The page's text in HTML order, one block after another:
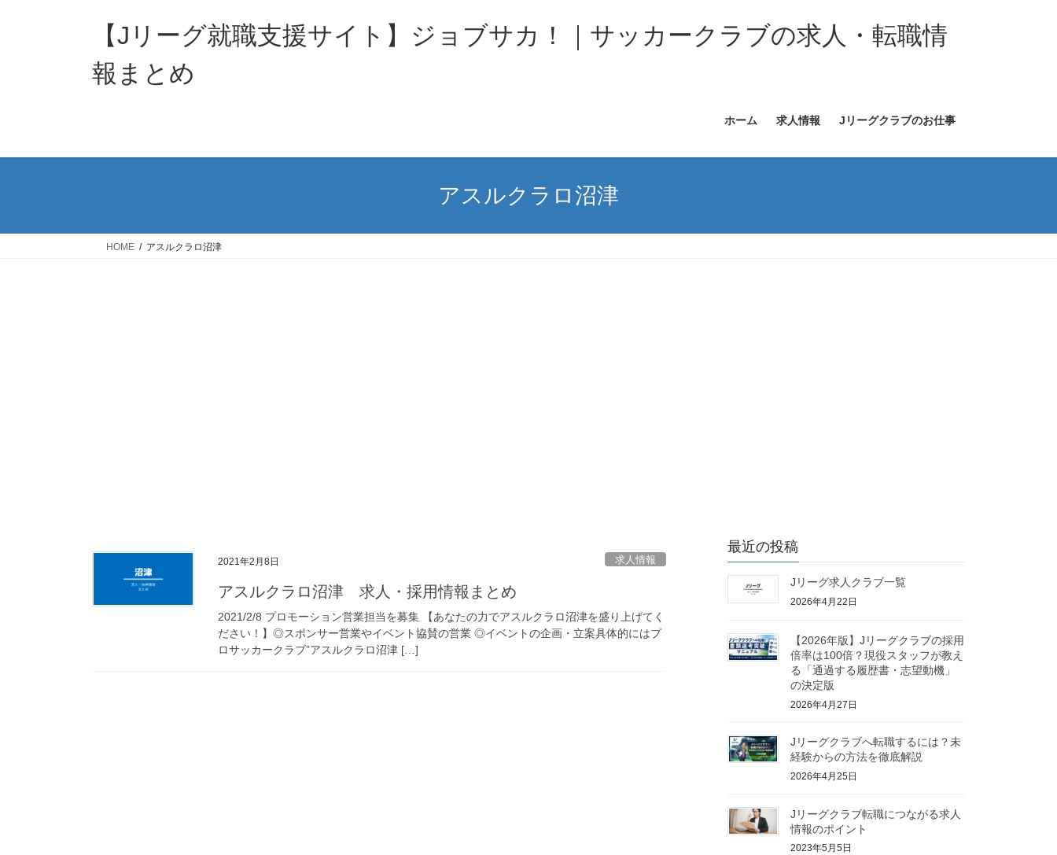
ッ
移
【Jリーグ就職支援サイト】ジョブサカ！｜サッカークラブの求人・転職情
報まとめ
ホーム 求人情報 Jリーグクラブのお仕事
アスルクラロ沼津
HOME アスルクラロ沼津
2021年2月8日 求人情報
アスルクラロ沼津 求人・採用情報まとめ
2021/2/8 プロモーション営業担当を募集 【あなたの力でアスルクラロ沼津を盛り上げてく
ださい！】◎スポンサー営業やイベント協賛の営業 ◎イベントの企画・立案具体的にはプ
ロサッカークラブ”アスルクラロ沼津 […]
最近の投稿
Jリーグ求人クラブ一覧
2026年4月22日
【2026年版】Jリーグクラブの採用
倍率は100倍？現役スタッフが教え
る「通過する履歴書・志望動機」
の決定版
2026年4月27日
Jリーグクラブへ転職するには？未
経験からの方法を徹底解説
2026年4月25日
Jリーグクラブ転職につながる求人
情報のポイント
2023年5月5日